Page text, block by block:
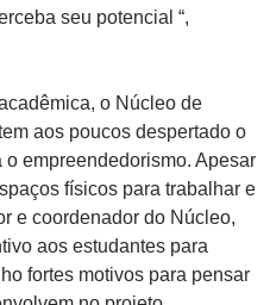
seu potencial “,
o Núcleo de
aos poucos despertado o
empreendedorismo. Apesar
físicos para trabalhar e
e coordenador do Núcleo,
aos estudantes para
fortes motivos para pensar